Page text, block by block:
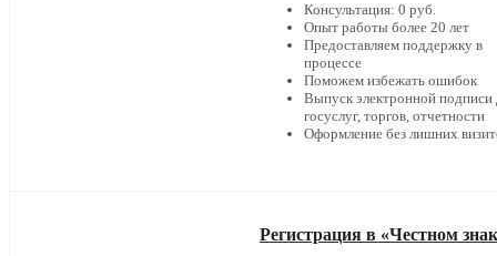
Консультация: 0 руб.
Опыт работы более 20 лет
Предоставляем поддержку в
процессе
Поможем избежать ошибок
Выпуск электронной подписи
госуслуг, торгов, отчетности
Оформление без лишних
Регистрация в «Честном